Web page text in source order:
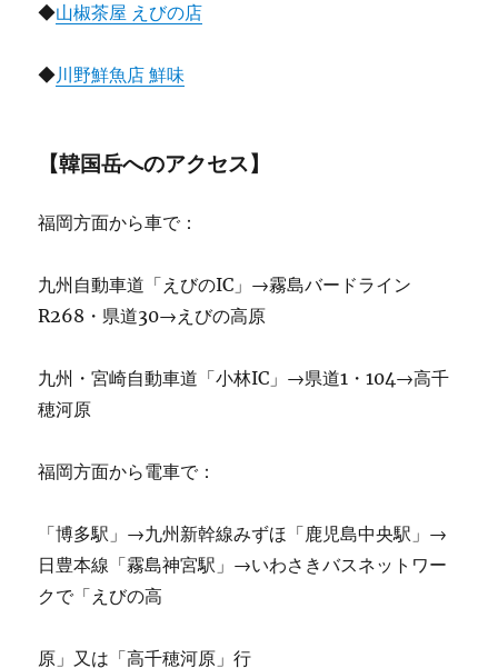
◆山椒茶屋 えびの店
◆川野鮮魚店 鮮味
【韓国岳へのアクセス】
福岡方面から車で：
九州自動車道「えびのIC」→霧島バードライン
R268・県道30→えびの高原
九州・宮崎自動車道「小林IC」→県道1・104→高千
穂河原
福岡方面から電車で：
「博多駅」→九州新幹線みずほ「鹿児島中央駅」→
日豊本線「霧島神宮駅」→いわさきバスネットワー
クで「えびの高
原」又は「高千穂河原」行